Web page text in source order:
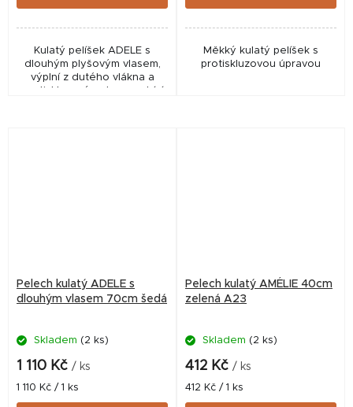
Kulatý pelíšek ADELE s
dlouhým plyšovým vlasem,
výplní z dutého vlákna a
Měkký kulatý pelíšek s
protiskluzovou úpravou
Pelech kulatý ADELE s
dlouhým vlasem 70cm šedá
Skladem (2 ks)
1 110 Kč / ks
Měrná
cena:
1 110 Kč / 1 ks
Pelech kulatý AMÉLIE 40cm
zelená A23
Skladem (2 ks)
412 Kč / ks
Měrná
cena:
412 Kč / 1 ks